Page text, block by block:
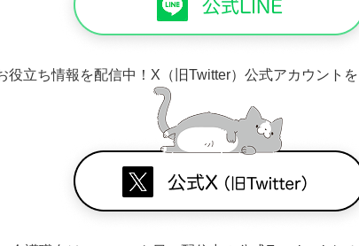
役立ち情報を配信中！ X（旧Twitter）公式アカウント